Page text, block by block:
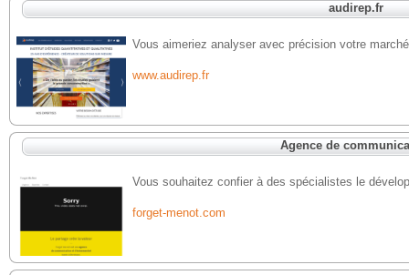
audirep.fr
Vous aimeriez analyser avec précision votre
www.audirep.fr
Agence de
Vous souhaitez confier à des spécialistes le
forget-menot.com